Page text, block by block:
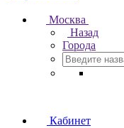
Москва
Назад
Города
Кабинет